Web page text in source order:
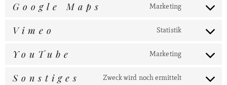
Google Maps Marketing
Vimeo Statistik
YouTube Marketing
Sonstiges Zweck wird noch ermittelt